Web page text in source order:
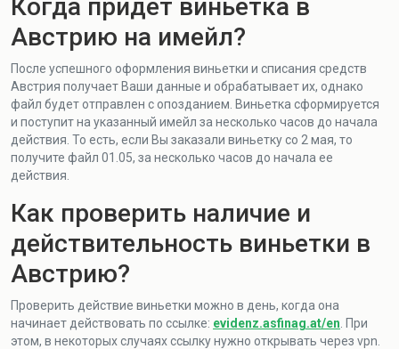
Когда придет виньетка в
Австрию на имейл?
После успешного оформления виньетки и списания средств
Австрия получает Ваши данные и обрабатывает их, однако
файл будет отправлен с опозданием. Виньетка сформируется
и поступит на указанный имейл за несколько часов до начала
действия. То есть, если Вы заказали виньетку со 2 мая, то
получите файл 01.05, за несколько часов до начала ее
действия.
Как проверить наличие и
действительность виньетки в
Австрию?
Проверить действие виньетки можно в день, когда она
начинает действовать по ссылке: evidenz.asfinag.at/en . При
этом, в некоторых случаях ссылку нужно открывать через vpn.